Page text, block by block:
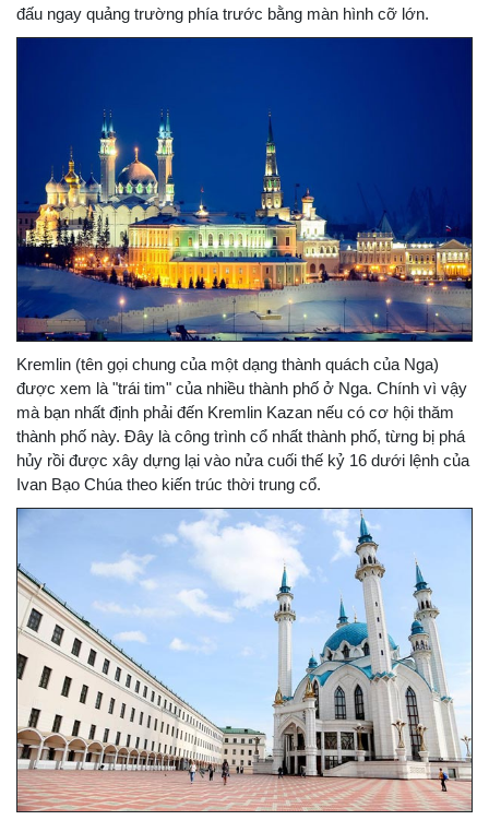
đấu ngay quảng trường phía trước bằng màn hình cỡ lớn.
Kremlin (tên gọi chung của một dạng thành quách của Nga)
được xem là "trái tim" của nhiều thành phố ở Nga. Chính vì vậy
mà bạn nhất định phải đến Kremlin Kazan nếu có cơ hội thăm
thành phố này. Đây là công trình cổ nhất thành phố, từng bị phá
hủy rồi được xây dựng lại vào nửa cuối thế kỷ 16 dưới lệnh của
Ivan Bạo Chúa theo kiến trúc thời trung cổ.